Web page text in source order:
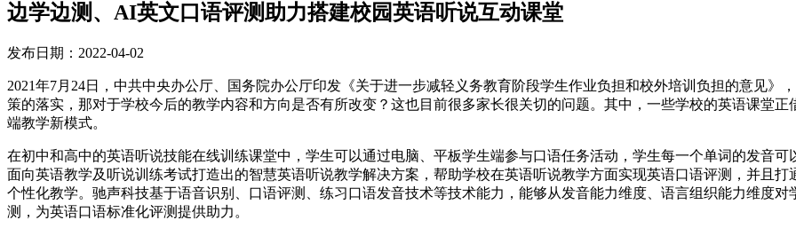
边学边测、AI英文口语评测助力搭建校园英语听说互动课堂
发布日期：2022-04-02
2021年7月24日，中共中央办公厅、国务院办公厅印发《关于进一步减轻义务教育阶段学生作业负担和校外培训负担的意见》
策的落实，那对于学校今后的教学内容和方向是否有所改变？这也目前很多家长很关切的问题。其中，一些学校的英语课堂正
端教学新模式。
在初中和高中的英语听说技能在线训练课堂中，学生可以通过电脑、平板学生端参与口语任务活动，学生每一个单词的发音
面向英语教学及听说训练考试打造出的智慧英语听说教学解决方案，帮助学校在英语听说教学方面实现英语口语评测，并且
个性化教学。驰声科技基于语音识别、口语评测、练习口语发音技术等技术能力，能够从发音能力维度、语言组织能力维度
测，为英语口语标准化评测提供助力。